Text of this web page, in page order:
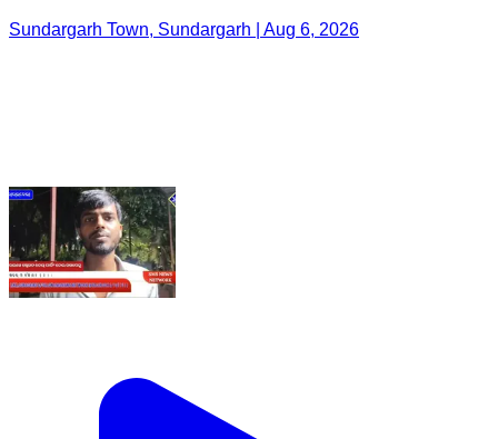
Sundargarh Town, Sundargarh | Aug 6, 2026